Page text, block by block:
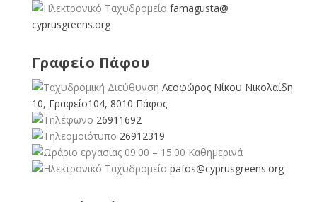
famagusta@
cyprusgreens.org
Γραφείο Πάφου
Λεοφώρος Νίκου Νικολαίδη
10, Γραφείο104, 8010 Πάφος
26911692
26912319
09:00 – 15:00 Καθημερινά
pafos@cyprusgreens.org